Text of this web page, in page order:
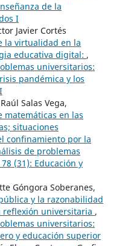
de la
I
Javier Cortés
la virtualidad en la
educativa digital: ,
universitarios:
pandémica y los
Salas Vega,
matemáticas en las
situaciones
confinamiento por la
de problemas
(31): Educación y
Góngora Soberanes,
y la razonabilidad
reflexión universitaria ,
universitarios:
y educación superior